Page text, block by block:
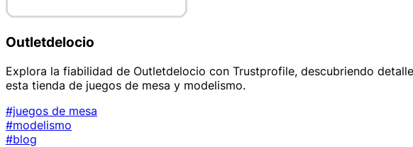
Outletdelocio
Explora la fiabilidad de Outletdelocio con Trustprofile, descubriendo
esta tienda de juegos de mesa y modelismo.
#juegos de mesa
#modelismo
#blog